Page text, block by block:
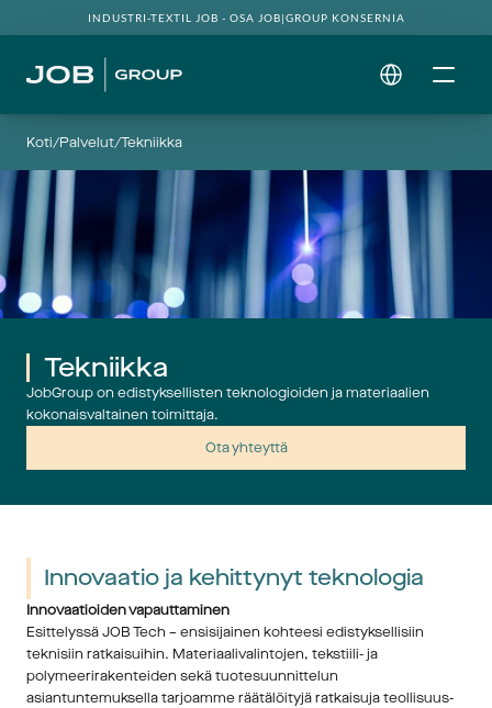
INDUSTRI-TEXTIL JOB - OSA JOB|GROUP KONSERNIA
Koti/Palvelut/Tekniikka
Tekniikka
JobGroup on edistyksellisten teknologioiden ja materiaalien
kokonaisvaltainen toimittaja.
Ota yhteyttä
Innovaatio ja kehittynyt teknologia
Innovaatioiden vapauttaminen
Esittelyssä JOB Tech – ensisijainen kohteesi edistyksellisiin
teknisiin ratkaisuihin. Materiaalivalintojen, tekstiili- ja
polymeerirakenteiden sekä tuotesuunnittelun
asiantuntemuksella tarjoamme räätälöityjä ratkaisuja teollisuus-